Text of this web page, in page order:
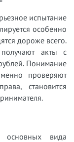
испытание
особенно
дороже всего.
акты с
Понимание
проверяют
становится
основных вида